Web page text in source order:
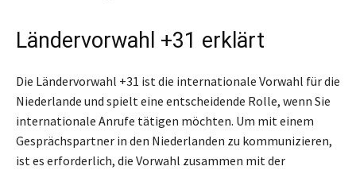
Ländervorwahl +31 erklärt
Die Ländervorwahl +31 ist die internationale Vorwahl für die
Niederlande und spielt eine entscheidende Rolle, wenn Sie
internationale Anrufe tätigen möchten. Um mit einem
Gesprächspartner in den Niederlanden zu kommunizieren,
ist es erforderlich, die Vorwahl zusammen mit der